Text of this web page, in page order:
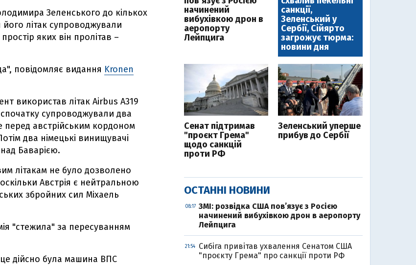
Зеленського до кількох
літак супроводжували
яких він пролітав –
повідомляє видання Kronen
використав літак Airbus A319
супроводжували два
перед австрійським кордоном
два німецькі винищувачі
Баварією.
літакам не було дозволено
Австрія є нейтральною
збройних сил Міхаель
"стежила" за пересуванням
дійсно була машина ВПС
начинений
вибухівкою дрон в
аеропорту
Лейпцига
санкції,
Зеленський у
Сербії, Сійярто
загрожує тюрма:
новини дня
Cенат підтримав
"проєкт Грема"
щодо санкцій
проти РФ
Зеленський уперше
прибув до Сербії
ОСТАННІ НОВИНИ
08:17 ЗМІ: розвідка США пов’язує з Росією
начинений вибухівкою дрон в аеропорту
Лейпцига
21:54
Cибіга привітав ухвалення Сенатом США
"проєкту Грема" про санкції проти РФ